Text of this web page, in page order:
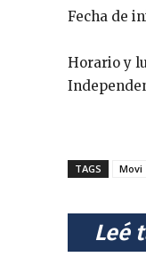
Fecha de
Horario y
TAGS Movi
⠀Leé